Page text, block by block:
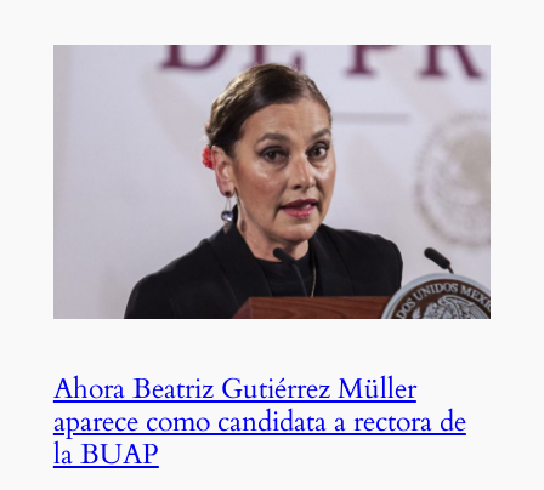
Ahora Beatriz Gutiérrez Müller
aparece como candidata a rectora de
la BUAP